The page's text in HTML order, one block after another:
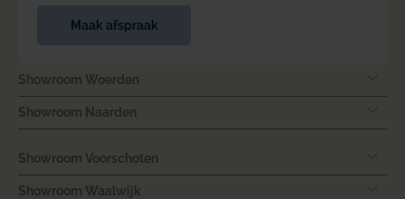
Maak afspraak
Showroom Woerden
Showroom Naarden
Showroom Voorschoten
Showroom Waalwijk